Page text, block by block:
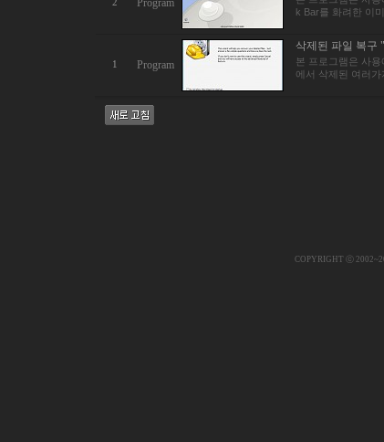
2 Program
k Bar를 화려한 이
1 Program
삭제된 파일 복구
본 프로그램은 사
에서 삭제된 여러가
COPYRIGHT ⓒ